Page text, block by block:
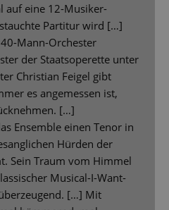
auf eine 12-Musiker-
Partitur wird […]
Mann-Orchester
der Staatsoperette unter
Christian Feigel gibt
es angemessen ist,
[…]
Ensemble einen Tenor in
Hürden der
Sein Traum vom Himmel
Musical-I-Want-
[…] Mit